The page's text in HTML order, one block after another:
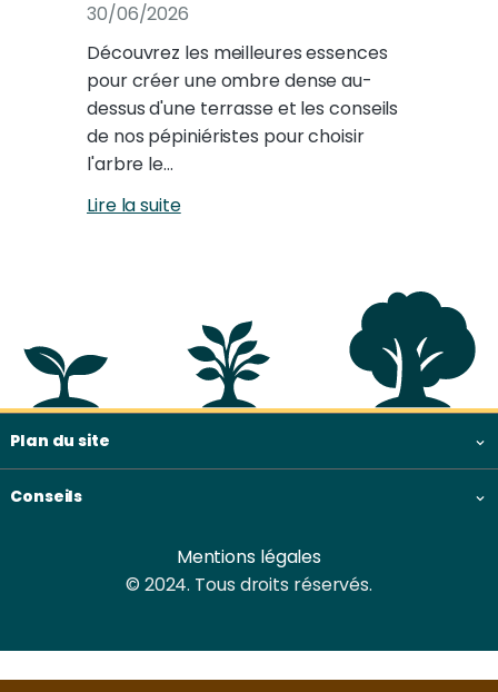
30/06/2026
Découvrez les meilleures essences
pour créer une ombre dense au-
dessus d'une terrasse et les conseils
de nos pépiniéristes pour choisir
l'arbre le…
Lire la suite
Plan du site & informations
Plan du site
Conseils
Mentions légales
© 2024. Tous droits réservés.